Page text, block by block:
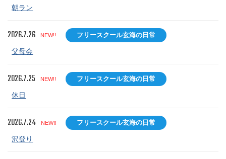
朝ラン
2026.7.26 NEW!! フリースクール玄海の日常
父母会
2026.7.25 NEW!! フリースクール玄海の日常
休日
2026.7.24 NEW!! フリースクール玄海の日常
沢登り